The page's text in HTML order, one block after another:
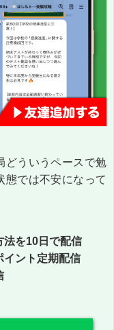
どういうペースで勉
態では不安になって
法を10日で配信
イント定期配信